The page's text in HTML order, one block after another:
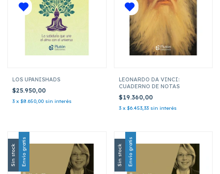
LOS UPANISHADS
$25.950,00
3 x $8.650,00 sin interés
LEONARDO DA VINCI:
CUADERNO DE NOTAS
$19.360,00
3 x $6.453,33 sin interés
Sin stock Envío gratis Sin stock Envío gratis